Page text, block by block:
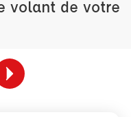
volant de votre